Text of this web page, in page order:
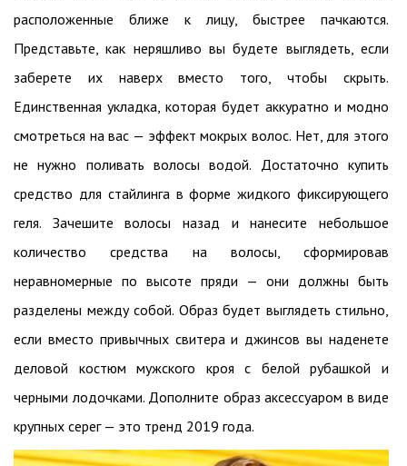
расположенные ближе к лицу, быстрее пачкаются.
Представьте, как неряшливо вы будете выглядеть, если
заберете их наверх вместо того, чтобы скрыть.
Единственная укладка, которая будет аккуратно и модно
смотреться на вас — эффект мокрых волос. Нет, для этого
не нужно поливать волосы водой. Достаточно купить
средство для стайлинга в форме жидкого фиксирующего
геля. Зачешите волосы назад и нанесите небольшое
количество средства на волосы, сформировав
неравномерные по высоте пряди — они должны быть
разделены между собой. Образ будет выглядеть стильно,
если вместо привычных свитера и джинсов вы наденете
деловой костюм мужского кроя с белой рубашкой и
черными лодочками. Дополните образ аксессуаром в виде
крупных серег — это тренд 2019 года.